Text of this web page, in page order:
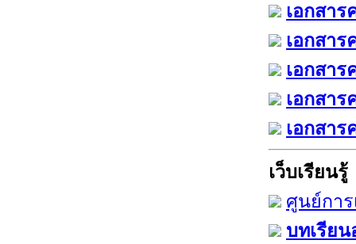
เอกสา
เอกสา
เอกสา
เอกสา
เอกสา
เว็บเรียนรู้
ศูนย์กา
บทเรียน